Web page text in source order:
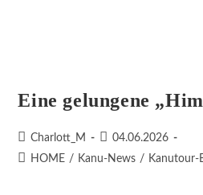
Eine gelungene
Beitrags-
Autor:
Charlott_M
Beitrag
veröffentlicht:
04.06.2026
Beitrags-
HOME / Kanu-News / Kanutour-